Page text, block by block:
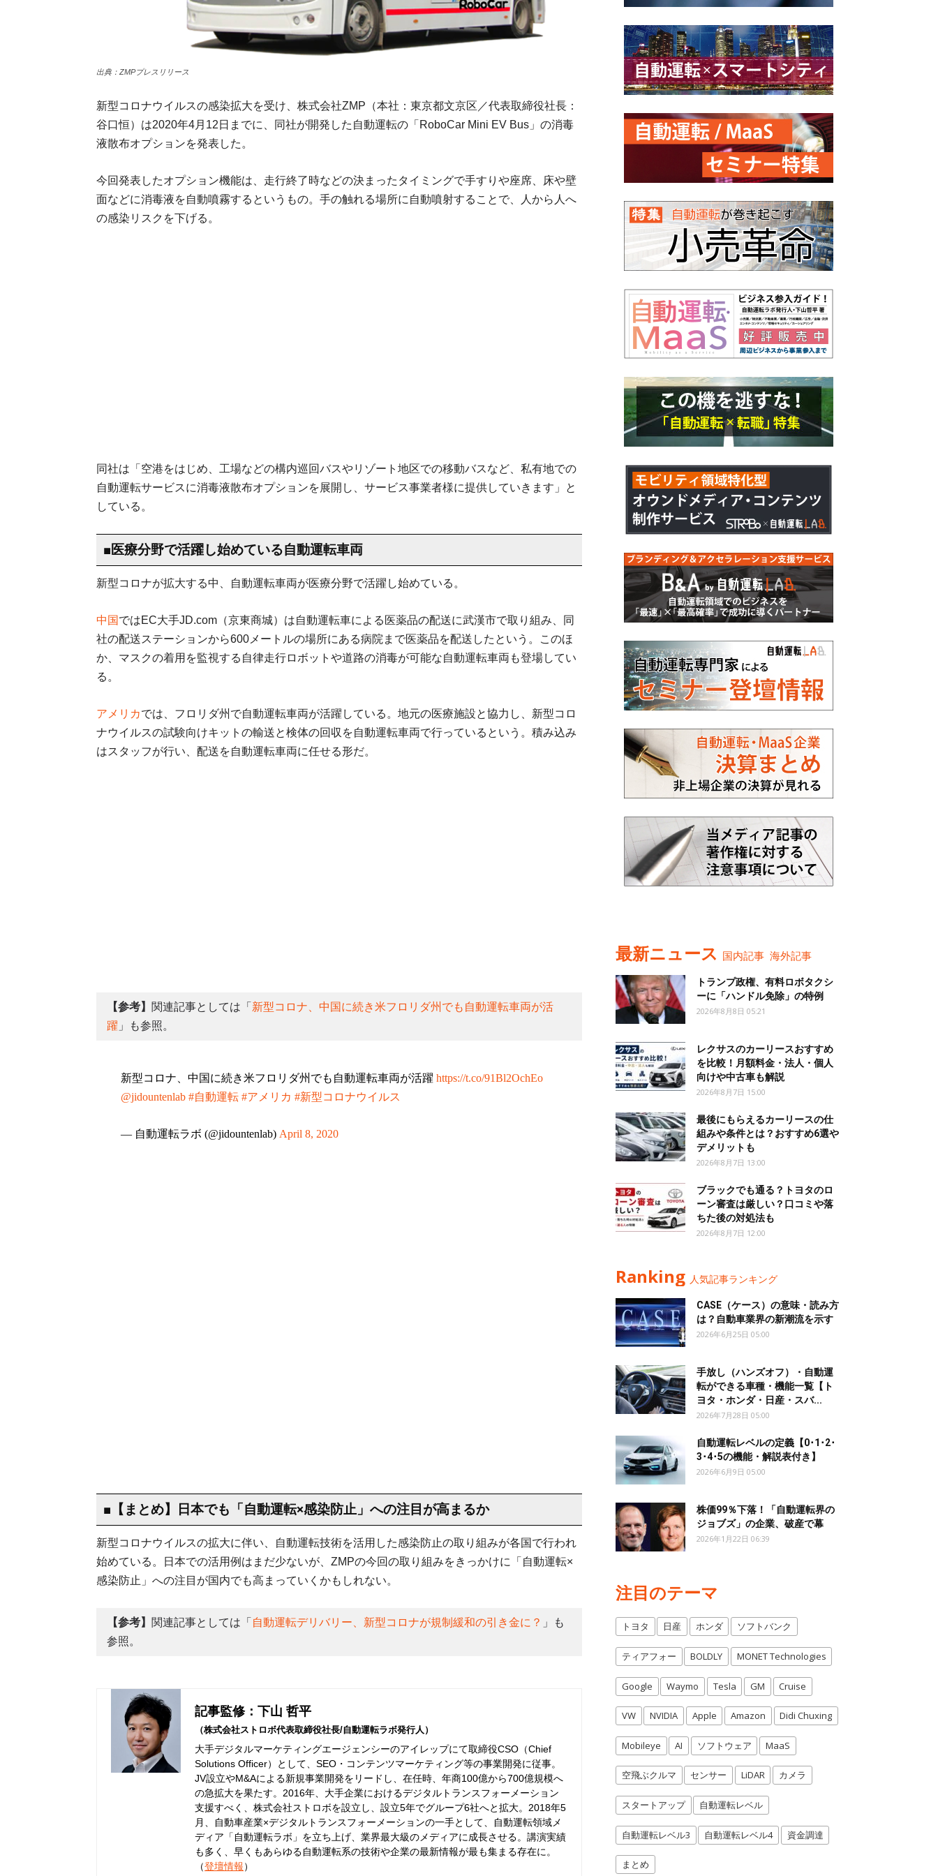
出典：ZMPプレスリリース
新型コロナウイルスの感染拡大を受け、株式会社ZMP（本社：東京都文京区／代表取締役社長：
谷口恒）は2020年4月12日までに、同社が開発した自動運転の「RoboCar Mini EV Bus」の消毒
液散布オプションを発表した。
今回発表したオプション機能は、走行終了時などの決まったタイミングで手すりや座席、床や壁
面などに消毒液を自動噴霧するというもの。手の触れる場所に自動噴射することで、人から人へ
の感染リスクを下げる。
同社は「空港をはじめ、工場などの構内巡回バスやリゾート地区での移動バスなど、私有地での
自動運転サービスに消毒液散布オプションを展開し、サービス事業者様に提供していきます」と
している。
■医療分野で活躍し始めている自動運転車両
新型コロナが拡大する中、自動運転車両が医療分野で活躍し始めている。
中国 ではEC大手JD.com（京東商城）は自動運転車による医薬品の配送に武漢市で取り組み、同
社の配送ステーションから600メートルの場所にある病院まで医薬品を配送したという。このほ
か、マスクの着用を監視する自律走行ロボットや道路の消毒が可能な自動運転車両も登場してい
る。
アメリカでは、フロリダ州で自動運転車両が活躍している。地元の医療施設と協力し、新型コロ
ナウイルスの試験向けキットの輸送と検体の回収を自動運転車両で行っているという。積み込み
はスタッフが行い、配送を自動運転車両に任せる形だ。
【参考】 関連記事としては「 新型コロナ、中国に続き米フロリダ州でも自動運転車両が活
躍 」も参照。
新型コロナ、中国に続き米フロリダ州でも自動運転車両が活躍 https://t.co/91Bl2OchEo
@jidountenlab #自動運転 #アメリカ #新型コロナウイルス
— 自動運転ラボ (@jidountenlab) April 8, 2020
■【まとめ】日本でも「自動運転×感染防止」への注目が高まるか
新型コロナウイルスの拡大に伴い、自動運転技術を活用した感染防止の取り組みが各国で行われ
始めている。日本での活用例はまだ少ないが、ZMPの今回の取り組みをきっかけに「自動運転×
感染防止」への注目が国内でも高まっていくかもしれない。
【参考】 関連記事としては「 自動運転デリバリー、新型コロナが規制緩和の引き金に？ 」も
参照。
記事監修：下山 哲平
（株式会社ストロボ代表取締役社長/自動運転ラボ発行人）
大手デジタルマーケティングエージェンシーのアイレップにて取締役CSO（Chief
Solutions Officer）として、SEO・コンテンツマーケティング等の事業開発に従事。
JV設立やM&Aによる新規事業開発をリードし、在任時、年商100億から700億規模へ
の急拡大を果たす。2016年、大手企業におけるデジタルトランスフォーメーション
支援すべく、株式会社ストロボを設立し、設立5年でグループ6社へと拡大。2018年5
月、自動車産業×デジタルトランスフォーメーションの一手として、自動運転領域メ
ディア「自動運転ラボ」を立ち上げ、業界最大級のメディアに成長させる。講演実績
も多く、早くもあらゆる自動運転系の技術や企業の最新情報が最も集まる存在に。
（登壇情報）
最新ニュース 国内記事 海外記事
トランプ政権、有料ロボタクシ
ーに「ハンドル免除」の特例
2026年8月8日 05:21
レクサスのカーリースおすすめ
を比較！月額料金・法人・個人
向けや中古車も解説
2026年8月7日 15:00
最後にもらえるカーリースの仕
組みや条件とは？おすすめ6選や
デメリットも
2026年8月7日 13:00
ブラックでも通る？トヨタのロ
ーン審査は厳しい？口コミや落
ちた後の対処法も
2026年8月7日 12:00
Ranking 人気記事ランキング
CASE（ケース）の意味・読み方
は？自動車業界の新潮流を示す
2026年6月25日 05:00
手放し（ハンズオフ）・自動運
転ができる車種・機能一覧【ト
ヨタ・ホンダ・日産・スバ...
2026年7月28日 05:00
自動運転レベルの定義【0･1･2･
3･4･5の機能・解説表付き】
2026年6月9日 05:00
株価99％下落！「自動運転界の
ジョブズ」の企業、破産で幕
2026年1月22日 06:39
注目のテーマ
トヨタ 日産 ホンダ ソフトバンク
ティアフォー BOLDLY MONET Technologies
Google Waymo Tesla GM Cruise
VW NVIDIA Apple Amazon Didi Chuxing
Mobileye AI ソフトウェア MaaS
空飛ぶクルマ センサー LiDAR カメラ
スタートアップ 自動運転レベル
自動運転レベル3 自動運転レベル4 資金調達
まとめ